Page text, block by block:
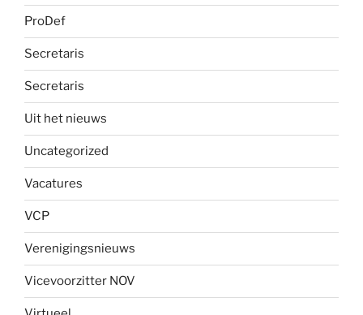
ProDef
Secretaris
Secretaris
Uit het nieuws
Uncategorized
Vacatures
VCP
Verenigingsnieuws
Vicevoorzitter NOV